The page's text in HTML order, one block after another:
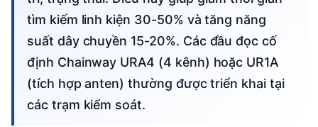
tìm kiếm linh kiện 30-50% và tăng năng
suất dây chuyền 15-20%. Các đầu đọc cố
định Chainway URA4 (4 kênh) hoặc UR1A
(tích hợp anten) thường được triển khai tại
các trạm kiểm soát.